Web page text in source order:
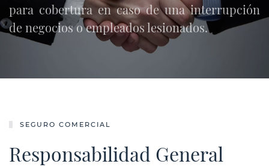
para cobertura en caso de una interrupción
de negocios o empleados lesionados.
SEGURO COMERCIAL
Responsabilidad General